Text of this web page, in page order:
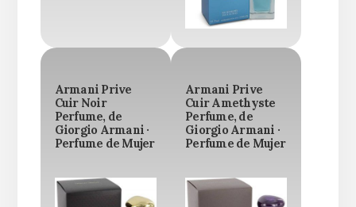
Armani Prive
Cuir Noir
Perfume, de
Giorgio Armani ·
Perfume de Mujer
Armani Prive
Cuir Amethyste
Perfume, de
Giorgio Armani ·
Perfume de Mujer